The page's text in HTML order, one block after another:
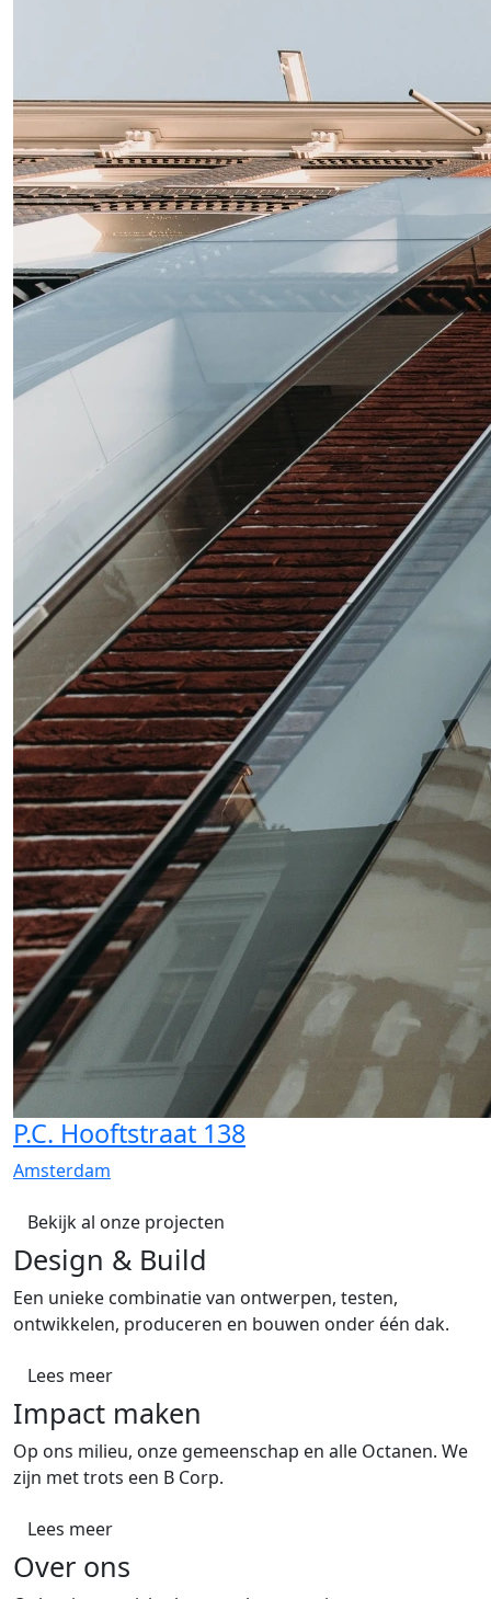
P.C. Hooftstraat 138
Amsterdam
Bekijk al onze projecten
Design & Build
Een unieke combinatie van ontwerpen, testen,
ontwikkelen, produceren en bouwen onder één dak.
Lees meer
Impact maken
Op ons milieu, onze gemeenschap en alle Octanen. We
zijn met trots een B Corp.
Lees meer
Over ons